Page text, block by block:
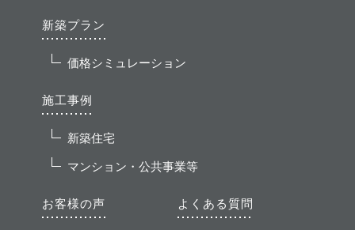
新築プラン
価格シミュレーション
施工事例
新築住宅
マンション・公共事業等
お客様の声 よくある質問